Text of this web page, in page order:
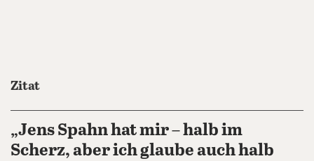
Zitat
„Jens Spahn hat mir – halb im
Scherz, aber ich glaube auch halb